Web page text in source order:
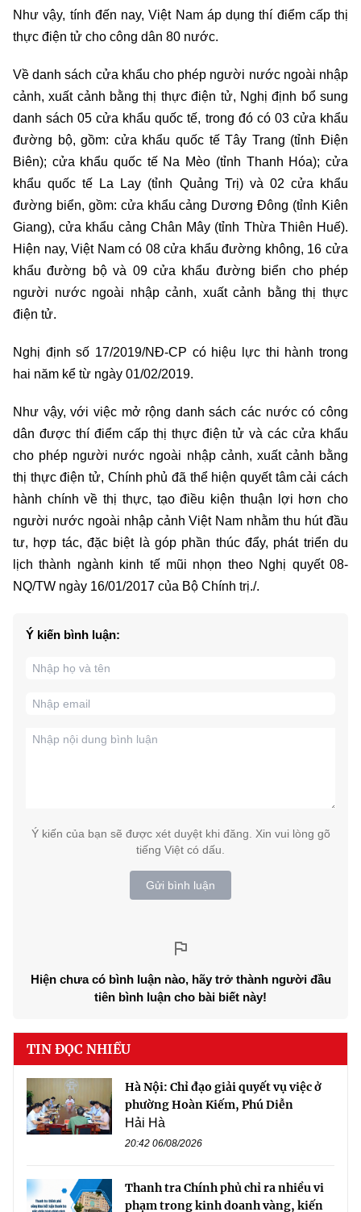
Như vậy, tính đến nay, Việt Nam áp dụng thí điểm cấp thị
thực điện tử cho công dân 80 nước.
Về danh sách cửa khẩu cho phép người nước ngoài nhập
cảnh, xuất cảnh bằng thị thực điện tử, Nghị định bổ sung
danh sách 05 cửa khẩu quốc tế, trong đó có 03 cửa khẩu
đường bộ, gồm: cửa khẩu quốc tế Tây Trang (tỉnh Điện
Biên); cửa khẩu quốc tế Na Mèo (tỉnh Thanh Hóa); cửa
khẩu quốc tế La Lay (tỉnh Quảng Trị) và 02 cửa khẩu
đường biển, gồm: cửa khẩu cảng Dương Đông (tỉnh Kiên
Giang), cửa khẩu cảng Chân Mây (tỉnh Thừa Thiên Huế).
Hiện nay, Việt Nam có 08 cửa khẩu đường không, 16 cửa
khẩu đường bộ và 09 cửa khẩu đường biển cho phép
người nước ngoài nhập cảnh, xuất cảnh bằng thị thực
điện tử.
Nghị định số 17/2019/NĐ-CP có hiệu lực thi hành trong
hai năm kể từ ngày 01/02/2019.
Như vậy, với việc mở rộng danh sách các nước có công
dân được thí điểm cấp thị thực điện tử và các cửa khẩu
cho phép người nước ngoài nhập cảnh, xuất cảnh bằng
thị thực điện tử, Chính phủ đã thể hiện quyết tâm cải cách
hành chính về thị thực, tạo điều kiện thuận lợi hơn cho
người nước ngoài nhập cảnh Việt Nam nhằm thu hút đầu
tư, hợp tác, đặc biệt là góp phần thúc đẩy, phát triển du
lịch thành ngành kinh tế mũi nhọn theo Nghị quyết 08-
NQ/TW ngày 16/01/2017 của Bộ Chính trị./.
Ý kiến bình luận:
Ý kiến của bạn sẽ được xét duyệt khi đăng. Xin vui lòng gõ
tiếng Việt có dấu.
Gửi bình luận
Hiện chưa có bình luận nào, hãy trở thành người đầu
tiên bình luận cho bài biết này!
TIN ĐỌC NHIỀU
Hà Nội: Chỉ đạo giải quyết vụ việc ở
phường Hoàn Kiếm, Phú Diễn
Hải Hà
20:42 06/08/2026
Thanh tra Chính phủ chỉ ra nhiều vi
phạm trong kinh doanh vàng, kiến